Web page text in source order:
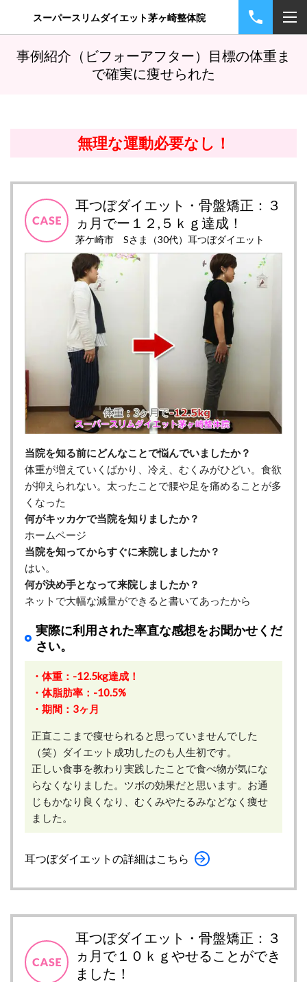
スーパースリムダイエット茅ヶ崎整体院
事例紹介（ビフォーアフター）目標の体重ま
で確実に痩せられた
無理な運動必要なし！
耳つぼダイエット・骨盤矯正：３
ヵ月でー１２,５ｋｇ達成！
茅ケ崎市 Sさま（30代）耳つぼダイエット
当院を知る前にどんなことで悩んでいましたか？
体重が増えていくばかり、冷え、むくみがひどい。食欲
が抑えられない。太ったことで腰や足を痛めることが多
くなった
何がキッカケで当院を知りましたか？
ホームページ
当院を知ってからすぐに来院しましたか？
はい。
何が決め手となって来院しましたか？
ネットで大幅な減量ができると書いてあったから
実際に利用された率直な感想をお聞かせくだ
さい。
・体重：-12.5kg達成！
・体脂肪率：-10.5%
・期間：3ヶ月
正直ここまで痩せられると思っていませんでした
（笑）ダイエット成功したのも人生初です。
正しい食事を教わり実践したことで食べ物が気にな
らなくなりました。ツボの効果だと思います。お通
じもかなり良くなり、むくみやたるみなどなく痩せ
ました。
耳つぼダイエットの詳細はこちら
耳つぼダイエット・骨盤矯正：３
ヵ月で１０ｋｇやせることができ
ました！